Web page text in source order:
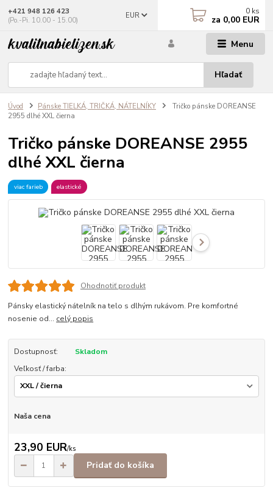
Menu
EUR
Hľadať
+421 948 126 423
(Po.-Pi. 10.00 - 15.00)
0 ks
za 0,00 EUR
Úvod Pánske TIELKÁ, TRIČKÁ, NÁTELNÍKY
Tričko pánske DOREANSE
2955 dlhé XXL čierna
Tričko pánske DOREANSE 2955
dlhé XXL čierna
viac farieb elastické
Ohodnotiť produkt
Pánsky elastický nátelník na telo s dlhým rukávom. Pre komfortné
nosenie od... celý popis
Dostupnosť:
Skladom
Veľkosť / farba:
Naša cena
23,90 EUR/ks
Pridať do košíka